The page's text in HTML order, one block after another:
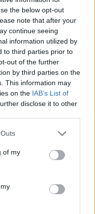
the below opt-out
note that after your
continue seeing
information utilized by
to third parties prior to
out of the further
by third parties on the
This information may
on the IAB’s List of
disclose it to other
of my